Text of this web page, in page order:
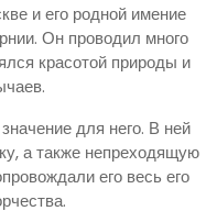
и его родной имение
Он проводил много
красотой природы и
для него. В ней
а также непреходящую
его весь его